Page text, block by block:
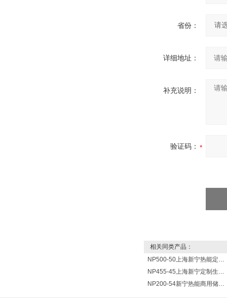
省份：
详细地址：
补充说明：
验证码：
相关同类产品：
NP500-50上海新宁热能定制各式不锈钢水箱容器
NP455-45上海新宁定制生产各式不锈钢容器
NP200-54新宁热能商用储水式电热水器V=200升N=54千瓦